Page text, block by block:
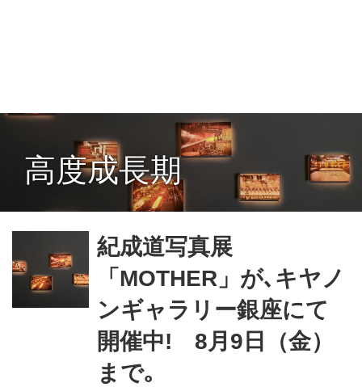
高度成長期
紀成道写真展
「MOTHER」が､キヤノ
ンギャラリー銀座にて
開催中! 8月9日（金）
まで｡